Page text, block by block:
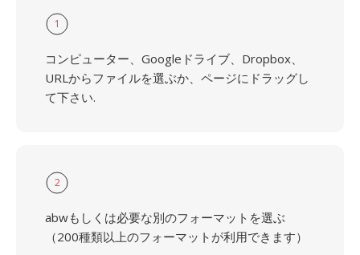
1
コンピューター、Googleドライブ、Dropbox、
URLからファイルを選ぶか、ページにドラッグし
て下さい.
2
abwもしくは必要な別のフォーマットを選ぶ
（200種類以上のフォーマットが利用できます）